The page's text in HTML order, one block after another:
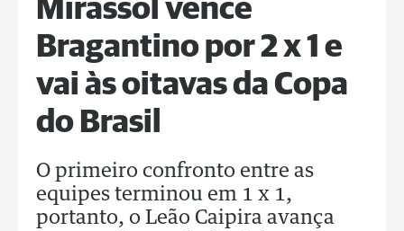
Mirassol vence
Bragantino por 2 x 1 e
vai às oitavas da Copa
do Brasil
O primeiro confronto entre as
equipes terminou em 1 x 1,
portanto, o Leão Caipira avança